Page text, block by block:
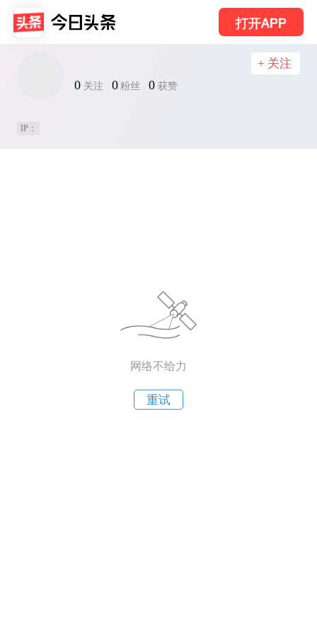
打开APP
0 关注 0 粉丝 0 获赞
+ 关注
IP：
网络不给力
重试